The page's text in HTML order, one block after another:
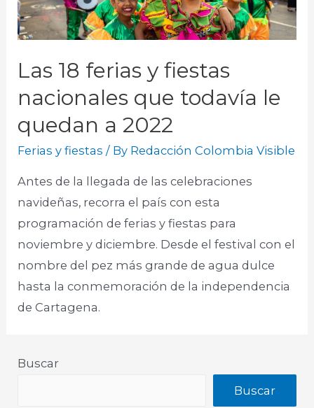
Las 18 ferias y fiestas
nacionales que todavía le
quedan a 2022
Ferias y fiestas / By Redacción Colombia Visible
Antes de la llegada de las celebraciones
navideñas, recorra el país con esta
programación de ferias y fiestas para
noviembre y diciembre. Desde el festival con el
nombre del pez más grande de agua dulce
hasta la conmemoración de la independencia
de Cartagena.
Buscar
Buscar